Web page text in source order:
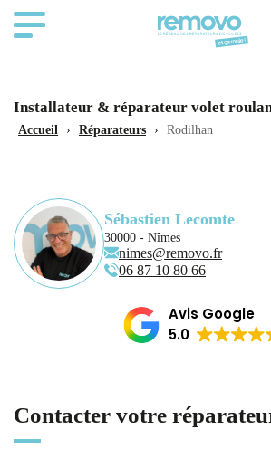
Installateur & réparateur volet
Accueil › Réparateurs › Rodilhan
Sébastien Lecomte
30000 - Nîmes
nimes@removo.fr
06 87 10 80 66
Avis Google
5.0
Contacter votre